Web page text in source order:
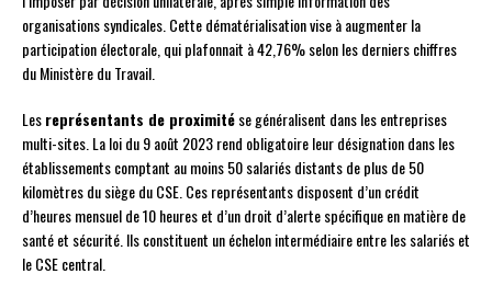
organisations syndicales. Cette dématérialisation vise à augmenter la
participation électorale, qui plafonnait à 42,76% selon les derniers chiffres
du Ministère du Travail.
Lesreprésentants de proximitése généralisent dans les entreprises
multi-sites. La loi du 9 août 2023 rend obligatoire leur désignation dans les
établissements comptant au moins 50 salariés distants de plus de 50
kilomètres du siège du CSE. Ces représentants disposent d’un crédit
d’heures mensuel de 10 heures et d’un droit d’alerte spécifique en matière de
santé et sécurité. Ils constituent un échelon intermédiaire entre les salariés et
le CSE central.